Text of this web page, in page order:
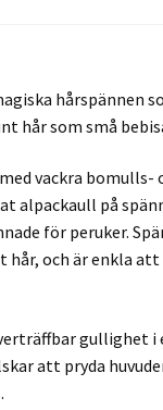
hårspännen
hår som små
vackra bomulls-
alpackaull på
för peruker.
hår, och är enkla
gullighet i
att pryda